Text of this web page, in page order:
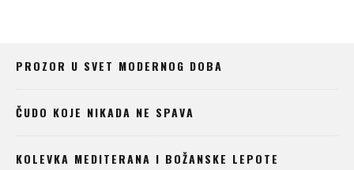
PROZOR U SVET MODERNOG DOBA
ČUDO KOJE NIKADA NE SPAVA
KOLEVKA MEDITERANA I BOŽANSKE LEPOTE